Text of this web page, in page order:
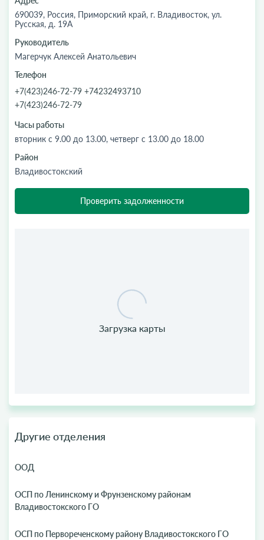
690039, Россия, Приморский край, г. Владивосток, ул.
Русская, д. 19А
Руководитель
Магерчук Алексей Анатольевич
Телефон
+7(423)246-72-79 +74232493710
+7(423)246-72-79
Часы работы
вторник с 9.00 до 13.00, четверг с 13.00 до 18.00
Район
Владивостокский
Проверить задолженности
Другие отделения
ООД
ОСП по Ленинскому и Фрунзенскому районам
Владивостокского ГО
ОСП по Первореченскому району Владивостокского ГО